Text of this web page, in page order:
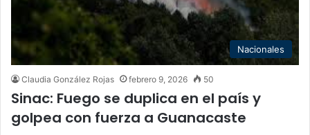
Nacionales
Claudia González Rojas febrero 9, 2026 50
Sinac: Fuego se duplica en el país y
golpea con fuerza a Guanacaste